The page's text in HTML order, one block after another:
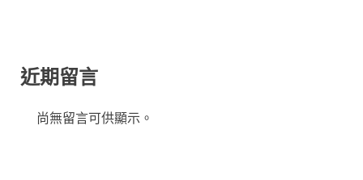
近期留言
尚無留言可供顯示。